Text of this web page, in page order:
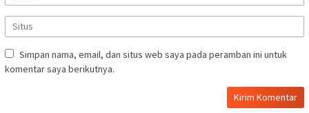
Simpan nama, email, dan situs web saya pada peramban ini untuk
komentar saya berikutnya.